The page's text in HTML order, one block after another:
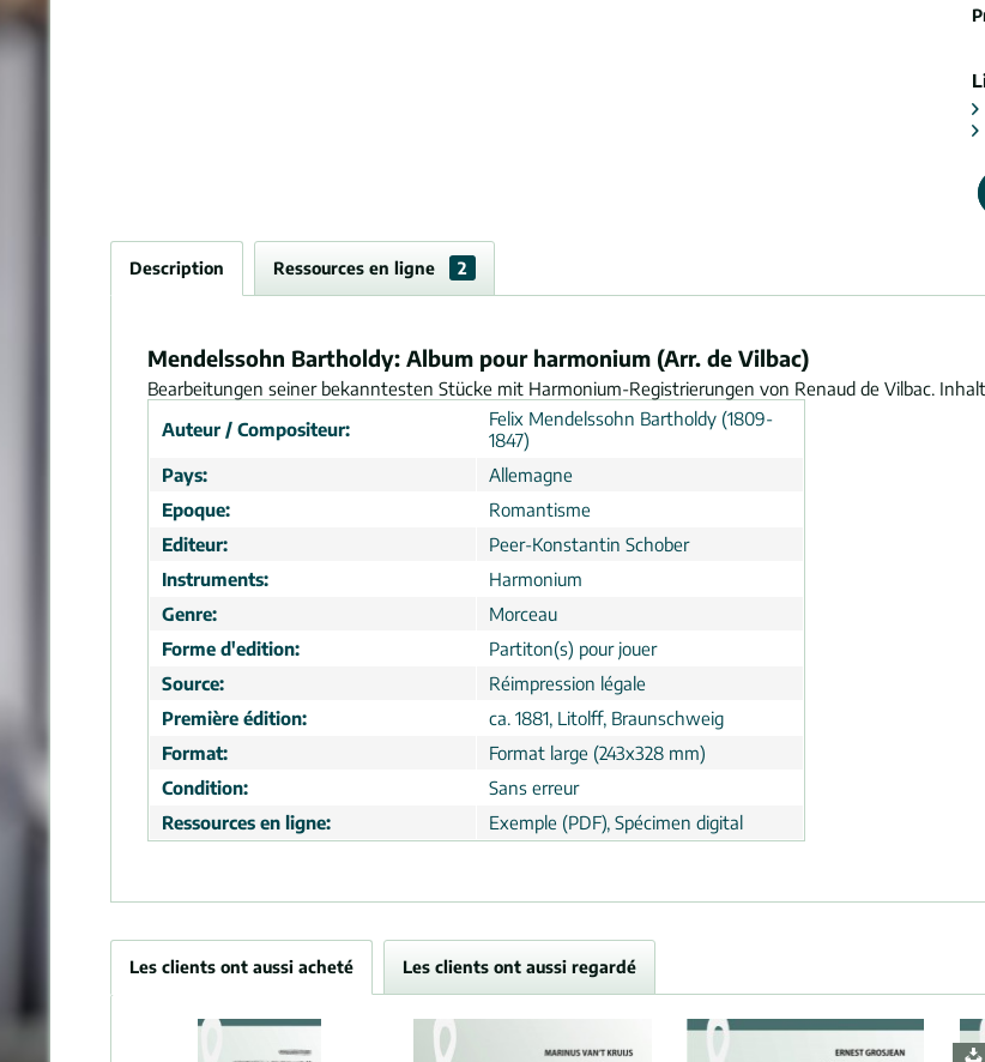
Description Ressources en ligne 2
Mendelssohn Bartholdy: Album pour harmonium (Arr. de Vilbac)
Bearbeitungen seiner bekanntesten Stücke mit Harmonium-Registrierungen von Renaud de Vilbac.
Auteur / Compositeur:
Felix Mendelssohn Bartholdy (1809-
1847)
Pays:
Allemagne
Epoque:
Romantisme
Editeur:
Peer-Konstantin Schober
Instruments:
Harmonium
Genre:
Morceau
Forme d'edition:
Partiton(s) pour jouer
Source:
Réimpression légale
Première édition:
ca. 1881, Litolff, Braunschweig
Format:
Format large (243x328 mm)
Condition:
Sans erreur
Ressources en ligne:
Exemple (PDF), Spécimen digital
Les clients ont aussi acheté Les clients ont aussi regardé